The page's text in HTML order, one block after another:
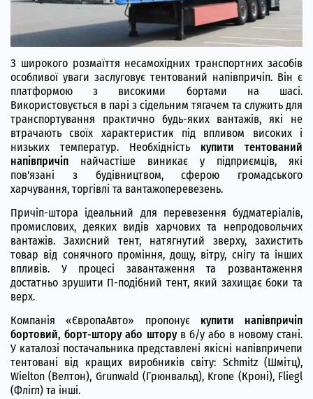
З широкого розмаїття несамохідних транспортних засобів
особливої уваги заслуговує тентований напівпричіп. Він є
платформою з високими бортами на шасі.
Використовується в парі з сідельним тягачем та служить для
транспортування практично будь-яких вантажів, які не
втрачають своїх характеристик під впливом високих і
низьких температур. Необхідність купити тентований
напівпричіп найчастіше виникає у підприємців, які
пов'язані з будівництвом, сферою громадського
харчування, торгівлі та вантажоперевезень.
Причіп-штора ідеальний для перевезення будматеріалів,
промислових, деяких видів харчових та непродовольчих
вантажів. Захисний тент, натягнутий зверху, захистить
товар від сонячного проміння, дощу, вітру, снігу та інших
впливів. У процесі завантаження та розвантаження
достатньо зрушити П-подібний тент, який захищає боки та
верх.
Компанія «ЄвропаАвто» пропонує купити напівпричіп
бортовий, борт-штору або шторув б/у або в новому стані.
У каталозі постачальника представлені якісні напівпричепи
тентовані від кращих виробників світу: Schmitz (Шмітц),
Wielton (Велтон), Grunwald (Грюнвальд), Krone (Кроні), Fliegl
(Флігл) та інші.